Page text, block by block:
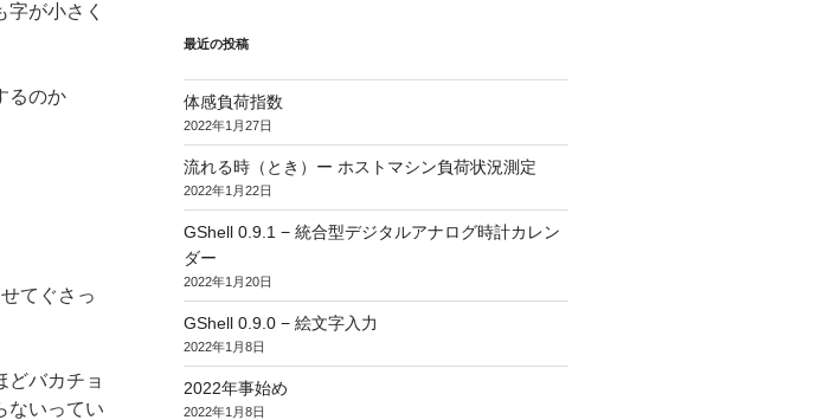
が小さく
るのか
てぐさっ
どバカチョ
ないってい
最近の投稿
体感負荷指数
2022年1月27日
流れる時（とき）ー ホストマシン負荷状況測定
2022年1月22日
GShell 0.9.1 − 統合型デジタルアナログ時計カレン
ダー
2022年1月20日
GShell 0.9.0 − 絵文字入力
2022年1月8日
2022年事始め
2022年1月8日